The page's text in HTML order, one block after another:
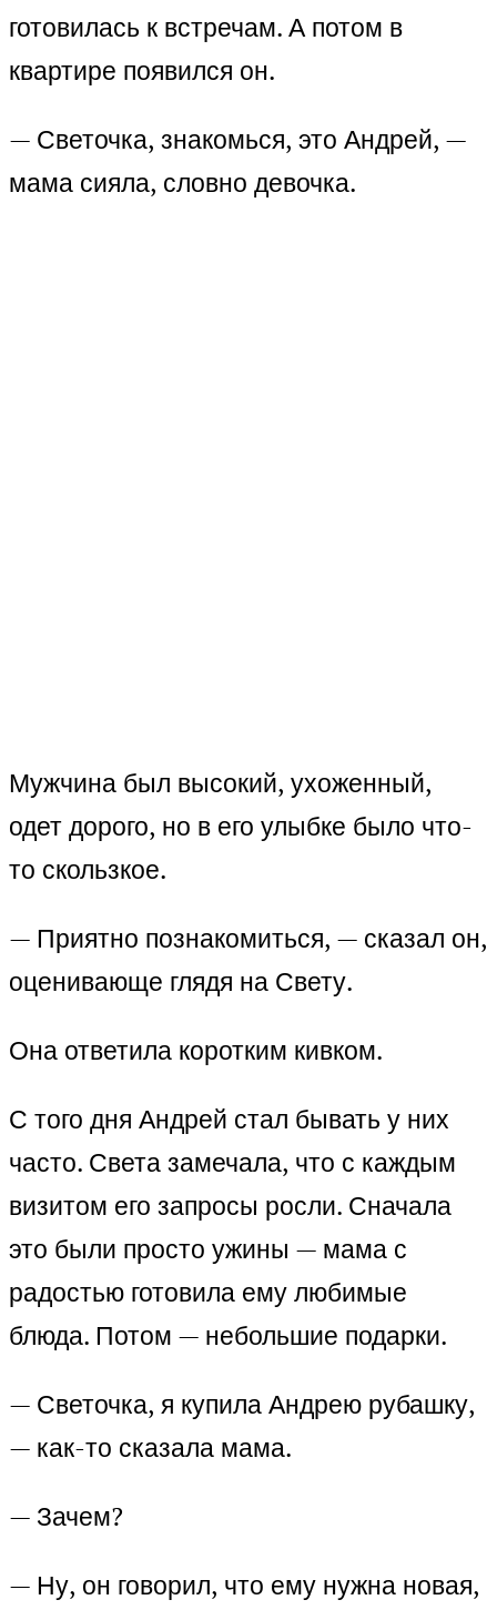
готовилась к встречам. А потом в
квартире появился он.
— Светочка, знакомься, это Андрей, —
мама сияла, словно девочка.
Мужчина был высокий, ухоженный,
одет дорого, но в его улыбке было что-
то скользкое.
— Приятно познакомиться, — сказал он,
оценивающе глядя на Свету.
Она ответила коротким кивком.
С того дня Андрей стал бывать у них
часто. Света замечала, что с каждым
визитом его запросы росли. Сначала
это были просто ужины — мама с
радостью готовила ему любимые
блюда. Потом — небольшие подарки.
— Светочка, я купила Андрею рубашку,
— как-то сказала мама.
— Зачем?
— Ну, он говорил, что ему нужна новая,